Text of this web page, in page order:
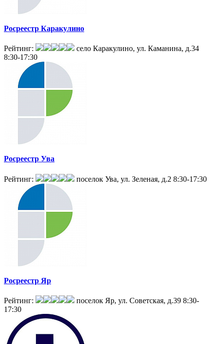
Росреестр Каракулино
Рейтинг:
село Каракулино, ул. Каманина, д.34
8:30-17:30
Росреестр Ува
Рейтинг: поселок Ува, ул. Зеленая, д.2 8:30-17:30
Росреестр Яр
Рейтинг: поселок Яр, ул. Советская, д.39 8:30-
17:30